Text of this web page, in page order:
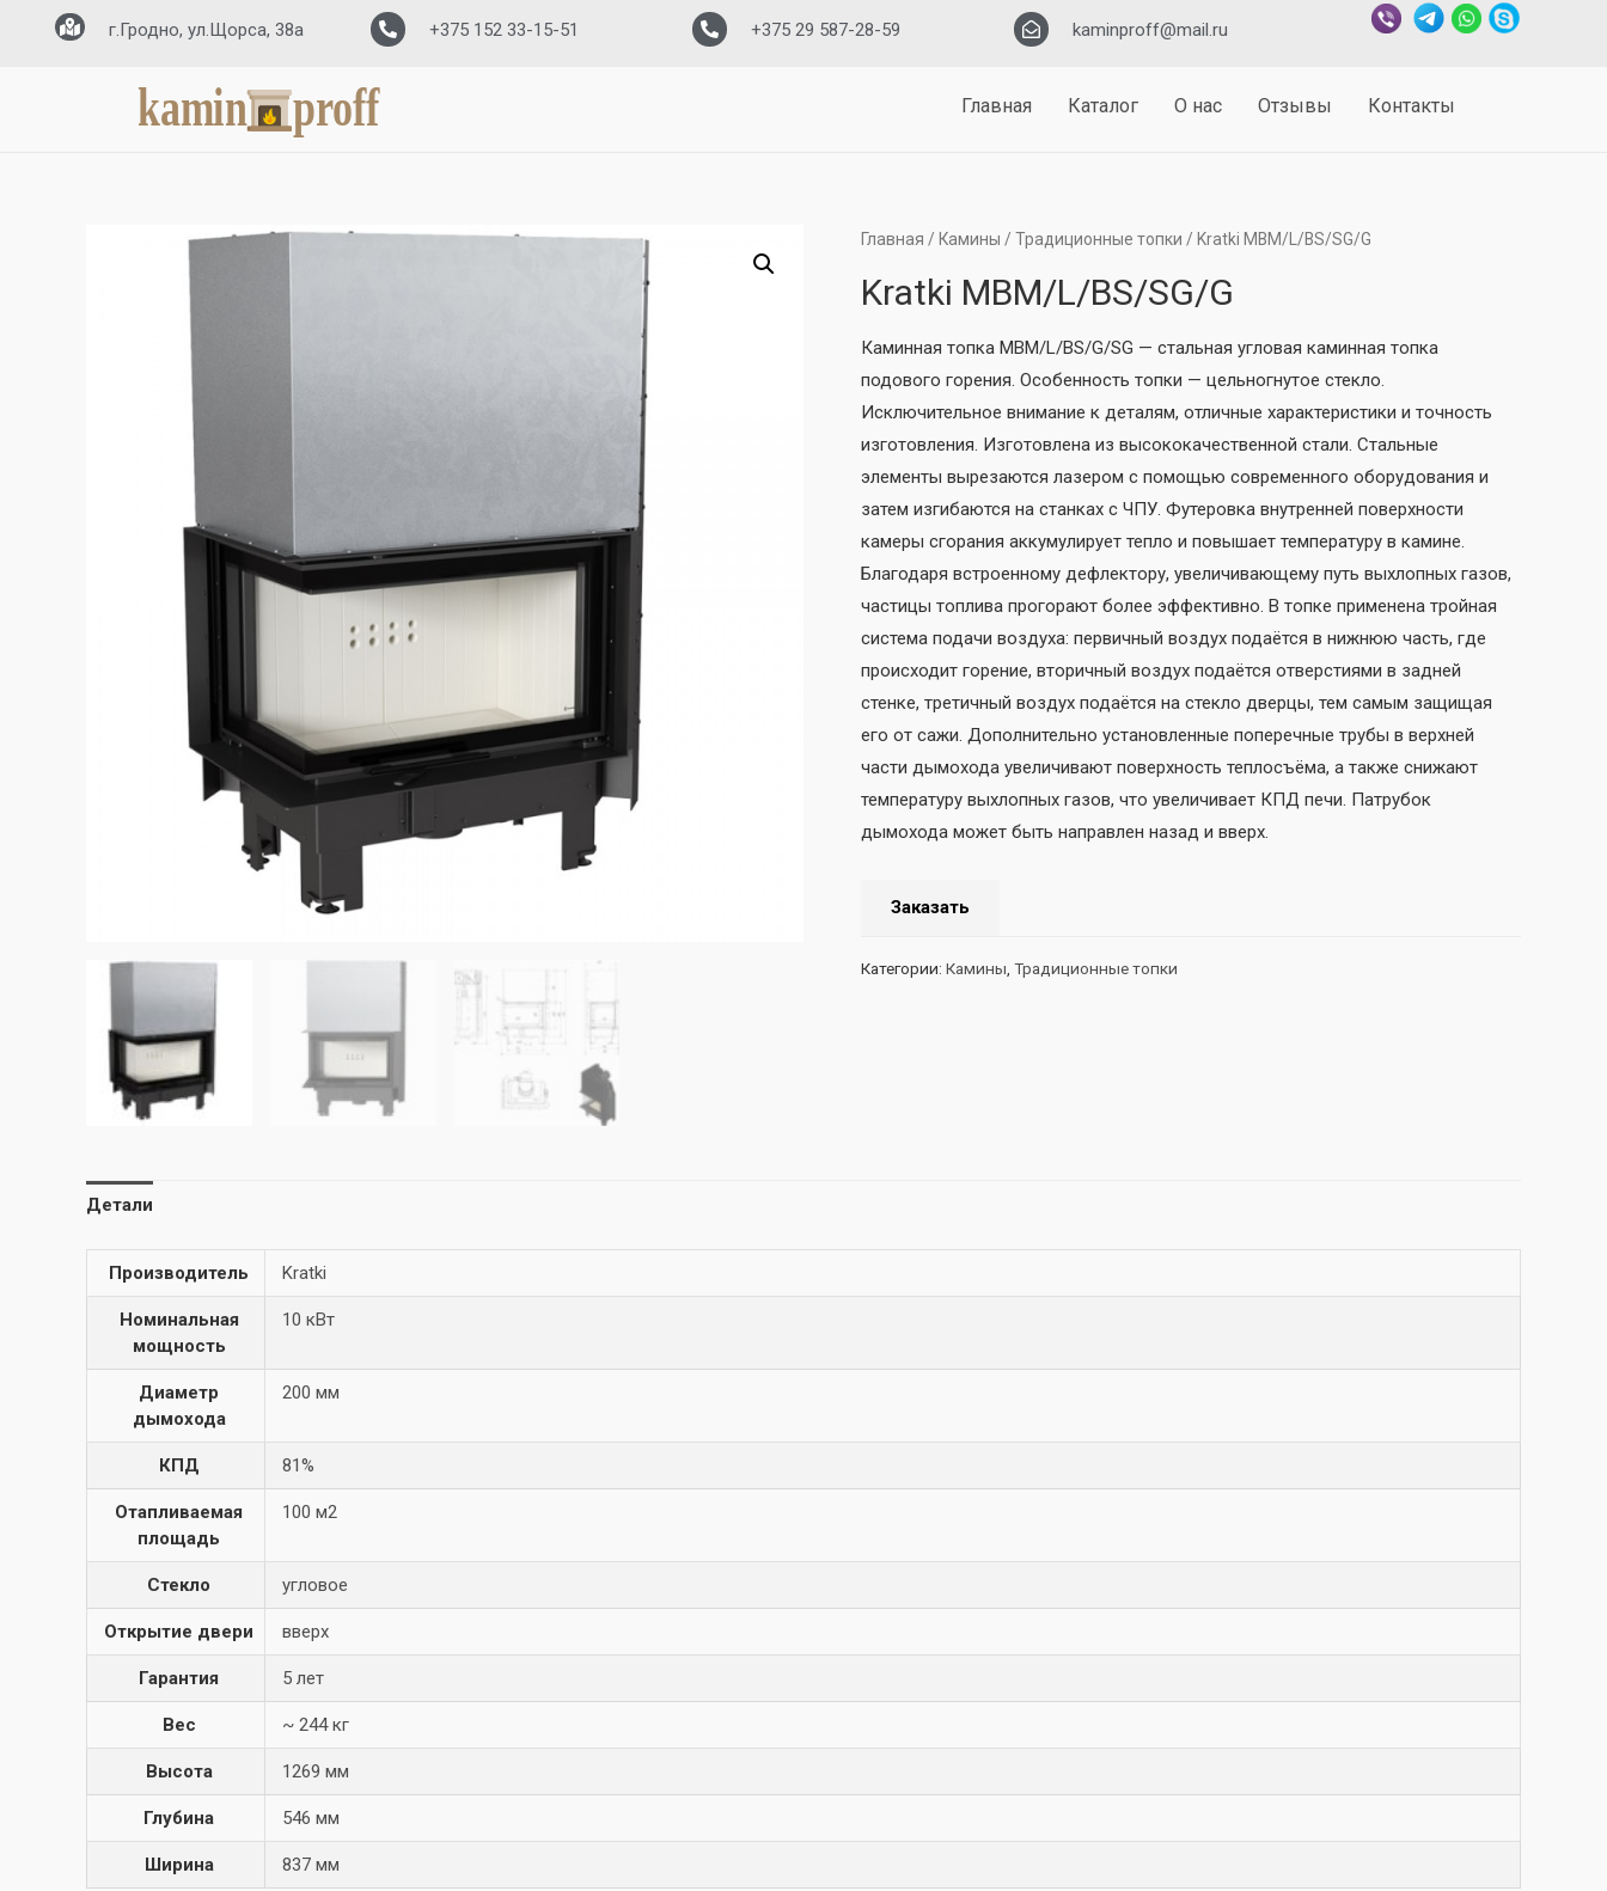
г.Гродно, ул.Щорса, 38а +375 152 33-15-51 +375 29 587-28-59 kaminproff@mail.ru
Главная Каталог О нас Отзывы Контакты
Главная / Камины / Традиционные топки / Kratki MBM/L/BS/SG/G
Kratki MBM/L/BS/SG/G
Каминная топка MBM/L/BS/G/SG — стальная угловая каминная топка
подового горения. Особенность топки — цельногнутое стекло.
Исключительное внимание к деталям, отличные характеристики и точность
изготовления. Изготовлена из высококачественной стали. Стальные
элементы вырезаются лазером с помощью современного оборудования и
затем изгибаются на станках с ЧПУ. Футеровка внутренней поверхности
камеры сгорания аккумулирует тепло и повышает температуру в камине.
Благодаря встроенному дефлектору, увеличивающему путь выхлопных газов,
частицы топлива прогорают более эффективно. В топке применена тройная
система подачи воздуха: первичный воздух подаётся в нижнюю часть, где
происходит горение, вторичный воздух подаётся отверстиями в задней
стенке, третичный воздух подаётся на стекло дверцы, тем самым защищая
его от сажи. Дополнительно установленные поперечные трубы в верхней
части дымохода увеличивают поверхность теплосъёма, а также снижают
температуру выхлопных газов, что увеличивает КПД печи. Патрубок
дымохода может быть направлен назад и вверх.
Заказать
Категории: Камины Традиционные топки
Детали
Производитель Kratki
Номинальная
мощность
10 кВт
Диаметр
дымохода
200 мм
КПД 81%
Отапливаемая
площадь
100 м2
Стекло угловое
Открытие двери вверх
Гарантия 5 лет
Вес ~ 244 кг
Высота 1269 мм
Глубина 546 мм
Ширина 837 мм